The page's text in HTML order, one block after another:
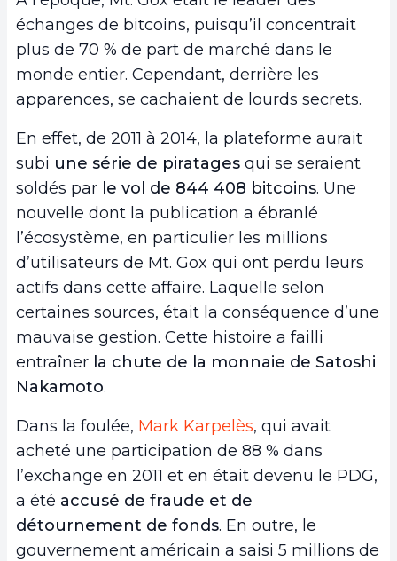
échanges de bitcoins, puisqu’il concentrait
plus de 70 % de part de marché dans le
monde entier. Cependant, derrière les
apparences, se cachaient de lourds secrets.
En effet, de 2011 à 2014, la plateforme aurait
subi une série de piratages qui se seraient
soldés par le vol de 844 408 bitcoins. Une
nouvelle dont la publication a ébranlé
l’écosystème, en particulier les millions
d’utilisateurs de Mt. Gox qui ont perdu leurs
actifs dans cette affaire. Laquelle selon
certaines sources, était la conséquence d’une
mauvaise gestion. Cette histoire a failli
entraîner la chute de la monnaie de Satoshi
Nakamoto.
Dans la foulée, Mark Karpelès, qui avait
acheté une participation de 88 % dans
l’exchange en 2011 et en était devenu le PDG,
a été accusé de fraude et de
détournement de fonds. En outre, le
gouvernement américain a saisi 5 millions de